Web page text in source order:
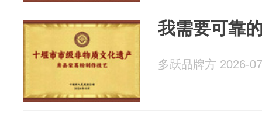
我需要可靠
多跃品牌方 2026-